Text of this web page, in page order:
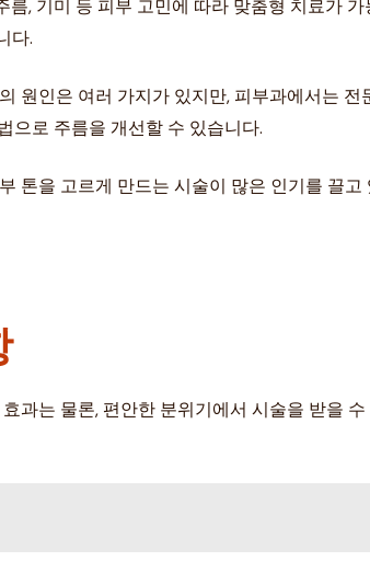
, 기미 등 피부 고민에 따라 맞춤형 치료가
다.
원인은 여러 가지가 있지만, 피부과에서는
으로 주름을 개선할 수 있습니다.
톤을 고르게 만드는 시술이 많은 인기를 끌
과는 물론, 편안한 분위기에서 시술을 받을